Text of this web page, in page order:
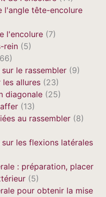
l'angle tête-encolure
l'encolure (7)
rein (5)
le rassembler (9)
les allures (23)
diagonale (25)
(13)
au rassembler (8)
sur les flexions latérales
: préparation, placer
(5)
pour obtenir la mise